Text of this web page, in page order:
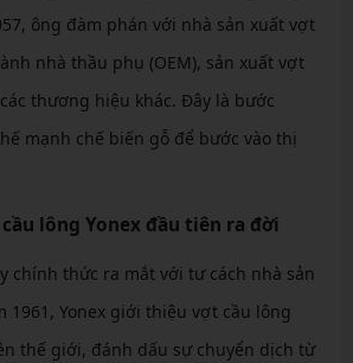
ông đàm phán với nhà sản xuất vợt
nhà thầu phụ (OEM), sản xuất vợt
thương hiệu khác. Đây là bước
mạnh chế biến gỗ để bước vào thị
lông Yonex đầu tiên ra đời
chính thức ra mắt với tư cách nhà sản
1961, Yonex giới thiệu vợt cầu lông
thế giới, đánh dấu sự chuyển dịch từ